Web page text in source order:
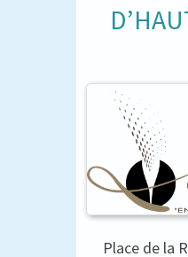
Place de la